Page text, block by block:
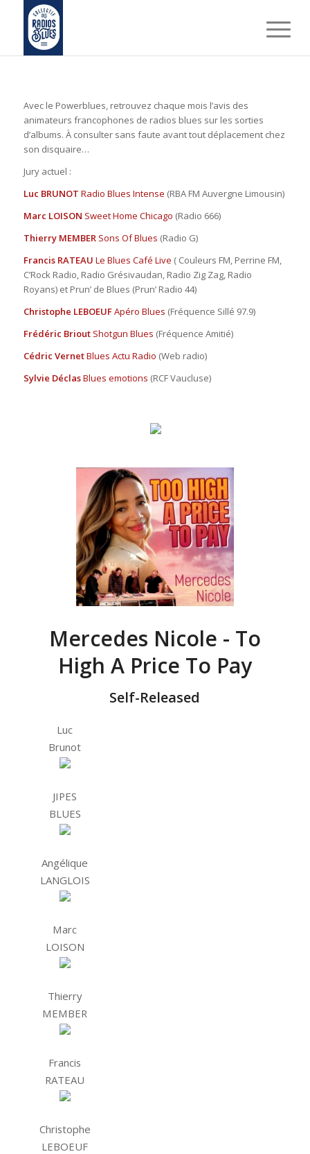
Avec le Powerblues, retrouvez chaque mois l’avis des
animateurs francophones de radios blues sur les sorties
d’albums. À consulter sans faute avant tout déplacement chez
son disquaire…
Jury actuel :
Luc BRUNOT Radio Blues Intense (RBA FM Auvergne Limousin)
Marc LOISON Sweet Home Chicago (Radio 666)
Thierry MEMBER Sons Of Blues (Radio G)
Francis RATEAU Le Blues Café Live ( Couleurs FM, Perrine FM,
C’Rock Radio, Radio Grésivaudan, Radio Zig Zag, Radio
Royans) et Prun’ de Blues (Prun’ Radio 44)
Christophe LEBOEUFApéro Blues (Fréquence Sillé 97.9)
Frédéric Briout Shotgun Blues (Fréquence Amitié)
Cédric VernetBlues Actu Radio (Web radio)
Sylvie DéclasBlues emotions (RCF Vaucluse)
Mercedes Nicole - To
High A Price To Pay
Self-Released
Luc
Brunot
JIPES
BLUES
Angélique
LANGLOIS
Marc
LOISON
Thierry
MEMBER
Francis
RATEAU
Christophe
LEBOEUF